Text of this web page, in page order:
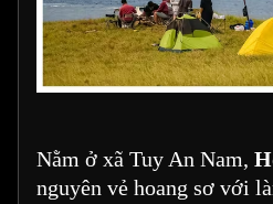
Nằm ở xã Tuy An Nam,
nguyên vẻ hoang sơ với